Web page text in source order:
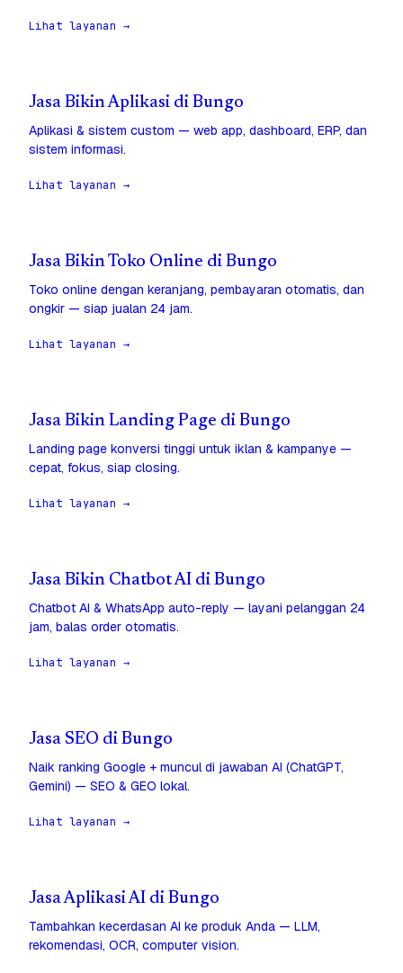
Lihat layanan →
Jasa Bikin Aplikasi di Bungo
Aplikasi & sistem custom — web app, dashboard, ERP, dan
sistem informasi.
Lihat layanan →
Jasa Bikin Toko Online di Bungo
Toko online dengan keranjang, pembayaran otomatis, dan
ongkir — siap jualan 24 jam.
Lihat layanan →
Jasa Bikin Landing Page di Bungo
Landing page konversi tinggi untuk iklan & kampanye —
cepat, fokus, siap closing.
Lihat layanan →
Jasa Bikin Chatbot AI di Bungo
Chatbot AI & WhatsApp auto-reply — layani pelanggan 24
jam, balas order otomatis.
Lihat layanan →
Jasa SEO di Bungo
Naik ranking Google + muncul di jawaban AI (ChatGPT,
Gemini) — SEO & GEO lokal.
Lihat layanan →
Jasa Aplikasi AI di Bungo
Tambahkan kecerdasan AI ke produk Anda — LLM,
rekomendasi, OCR, computer vision.